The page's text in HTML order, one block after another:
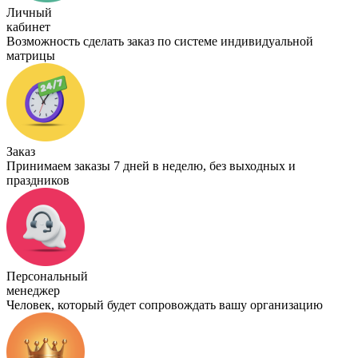
Личный
кабинет
Возможность сделать заказ по системе индивидуальной
матрицы
Заказ
Принимаем заказы 7 дней в неделю, без выходных и
праздников
Персональный
менеджер
Человек, который будет сопровождать вашу организацию